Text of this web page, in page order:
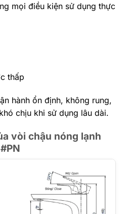
mọi điều kiện sử dụng thực
thấp
hành ổn định, không rung,
chịu khi sử dụng lâu dài.
vòi chậu nóng lạnh